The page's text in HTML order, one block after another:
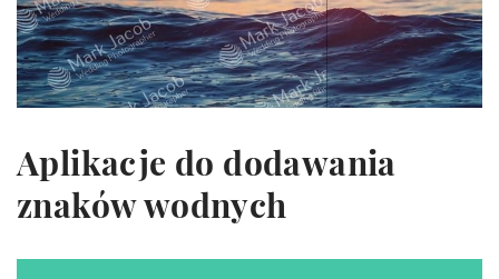
Aplikacje do dodawania
znaków wodnych